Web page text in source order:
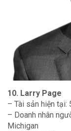
10. Larry Page
– Tài sản hiện tại:
– Doanh nhân
Michigan